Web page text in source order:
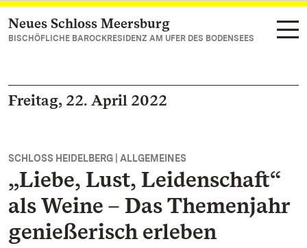
Zum Hauptinhalt springen
Neues Schloss Meersburg
BISCHÖFLICHE BAROCKRESIDENZ AM UFER DES BODENSEES
Freitag, 22. April 2022
SCHLOSS HEIDELBERG | ALLGEMEINES
„Liebe, Lust, Leidenschaft“
als Weine – Das Themenjahr
genießerisch erleben